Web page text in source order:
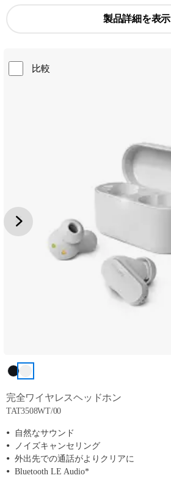
製品詳細を表示
比較
完全ワイヤレスヘッドホン
TAT3508WT/00
自然なサウンド
ノイズキャンセリング
外出先での通話がよりクリアに
Bluetooth LE Audio*